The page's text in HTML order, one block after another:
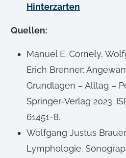
Hinterzarten
Quellen:
Manuel E. Cornely,
Erich Brenner:
Grundlagen – Alltag –
Springer-Verlag 2023.
61451-8.
Wolfgang Justus
Lymphologie.